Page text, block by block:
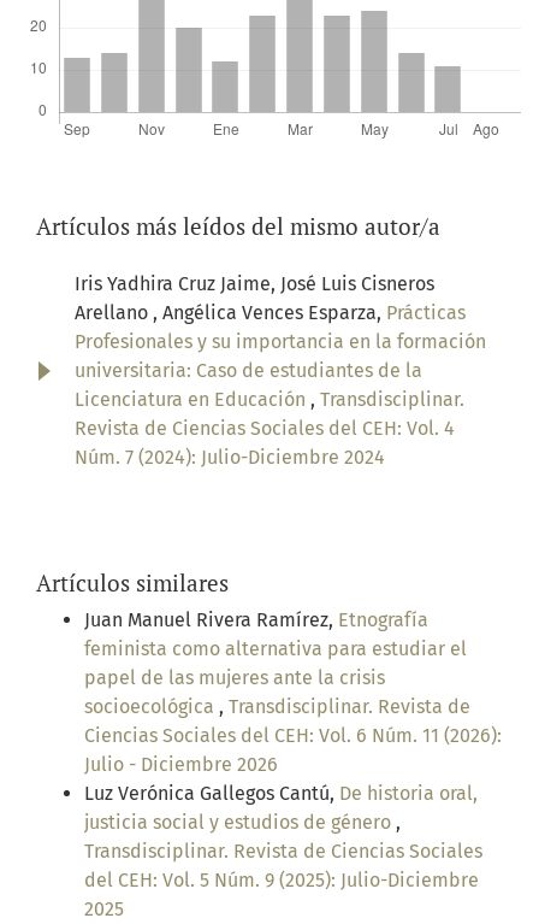
Artículos más leídos del mismo autor/a
Iris Yadhira Cruz Jaime, José Luis Cisneros
Arellano , Angélica Vences Esparza, Prácticas
Profesionales y su importancia en la formación
universitaria: Caso de estudiantes de la
Licenciatura en Educación , Transdisciplinar.
Revista de Ciencias Sociales del CEH: Vol. 4
Núm. 7 (2024): Julio-Diciembre 2024
Artículos similares
Juan Manuel Rivera Ramírez, Etnografía
feminista como alternativa para estudiar el
papel de las mujeres ante la crisis
socioecológica , Transdisciplinar. Revista de
Ciencias Sociales del CEH: Vol. 6 Núm. 11 (2026):
Julio - Diciembre 2026
Luz Verónica Gallegos Cantú, De historia oral,
justicia social y estudios de género ,
Transdisciplinar. Revista de Ciencias Sociales
del CEH: Vol. 5 Núm. 9 (2025): Julio-Diciembre
2025